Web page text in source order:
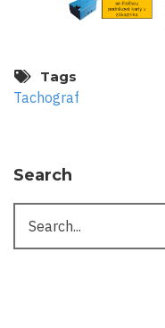
Tags
Tachograf
Search